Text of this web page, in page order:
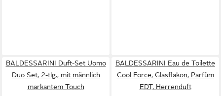
BALDESSARINI Duft-Set Uomo
Duo Set, 2-tlg., mit männlich
markantem Touch
BALDESSARINI Eau de Toilette
Cool Force, Glasflakon, Parfüm
EDT, Herrenduft